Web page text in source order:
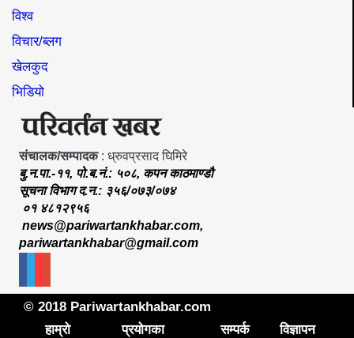
विश्व
विचार/ब्लग
खेलकुद
भिडियो
संचालक/सम्पादक: ध्रुवप्रसाद घिमिरे
बु.न.पा.-११, पो.ब.नं.: ५०८, कपन काठमाण्डौ
सूचना विभाग द.न.: ३५६/०७३/०७४
०१ ४८१२९५६
news@pariwartankhabar.com,
pariwartankhabar@gmail.com
© 2018 Pariwartankhabar.com
हाम्रो
प्रयोगका सम्पर्क विज्ञापन